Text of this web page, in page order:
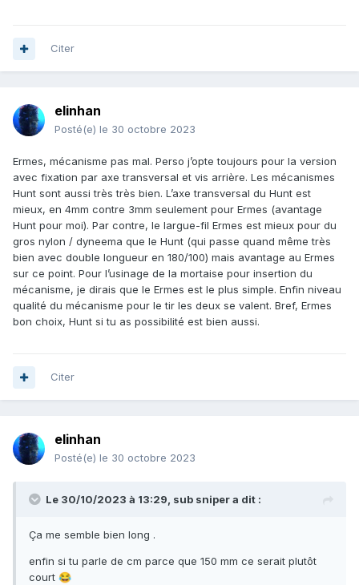
Citer
elinhan
Posté(e) le 30 octobre 2023
Ermes, mécanisme pas mal. Perso j’opte toujours pour la version
avec fixation par axe transversal et vis arrière. Les mécanismes
Hunt sont aussi très très bien. L’axe transversal du Hunt est
mieux, en 4mm contre 3mm seulement pour Ermes (avantage
Hunt pour moi). Par contre, le largue-fil Ermes est mieux pour du
gros nylon / dyneema que le Hunt (qui passe quand même très
bien avec double longueur en 180/100) mais avantage au Ermes
sur ce point. Pour l’usinage de la mortaise pour insertion du
mécanisme, je dirais que le Ermes est le plus simple. Enfin niveau
qualité du mécanisme pour le tir les deux se valent. Bref, Ermes
bon choix, Hunt si tu as possibilité est bien aussi.
Citer
elinhan
Posté(e) le 30 octobre 2023
Le 30/10/2023 à 13:29, sub snipera dit :
Ça me semble bien long .
enfin si tu parle de cm parce que 150 mm ce serait plutôt
court 😂